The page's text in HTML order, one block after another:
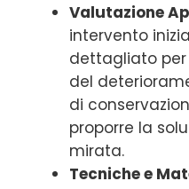
Valutazione
intervento
dettagliato
del
di
proporre la
mirata.
Tecniche e